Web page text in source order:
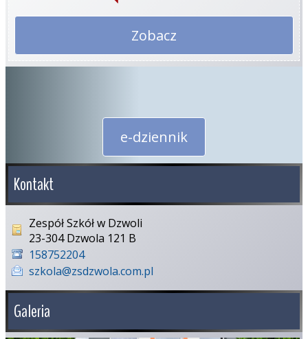
Zobacz
e-dziennik
Kontakt
Zespół Szkół w Dzwoli
23-304 Dzwola 121 B
158752204
szkola@zsdzwola.com.pl
Galeria